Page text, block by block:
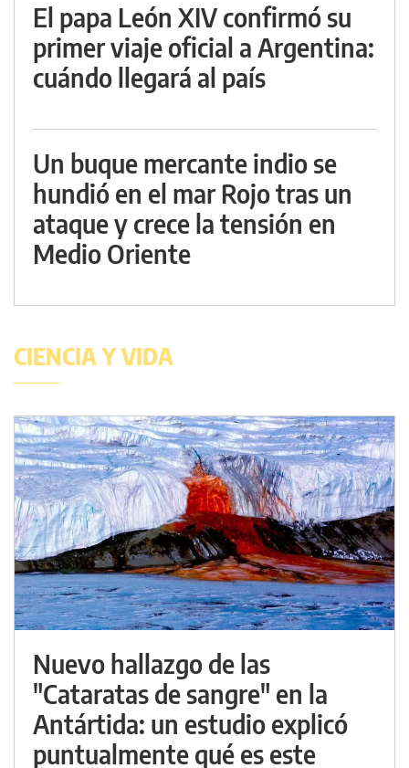
El papa León XIV confirmó su
primer viaje oficial a Argentina:
cuándo llegará al país
Un buque mercante indio se
hundió en el mar Rojo tras un
ataque y crece la tensión en
Medio Oriente
CIENCIA Y VIDA
Nuevo hallazgo de las
"Cataratas de sangre" en la
Antártida: un estudio explicó
puntualmente qué es este